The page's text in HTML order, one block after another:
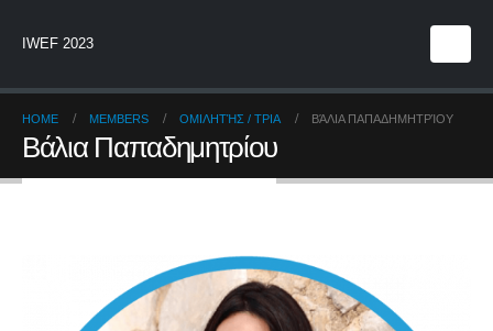
IWEF 2023
HOME MEMBERS ΟΜΙΛΗΤΉΣ / ΤΡΙΑ ΒΆΛΙΑ ΠΑΠΑΔΗΜΗΤΡΊΟΥ
Βάλια Παπαδημητρίου